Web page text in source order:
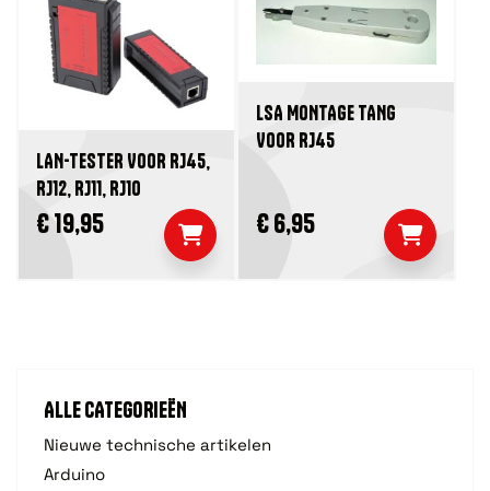
ALLE CATEGORIEËN
Nieuwe technische artikelen
Arduino
LAN-TESTER VOOR RJ45,
RJ12, RJ11, RJ10
€ 19,95
LSA MONTAGE TANG
VOOR RJ45
€ 6,95